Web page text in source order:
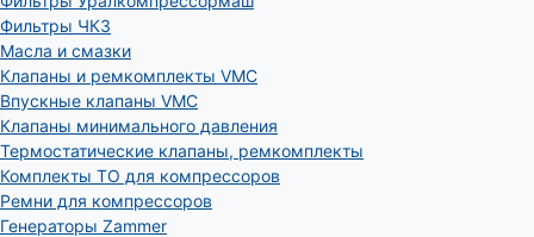
Фильтры ЧКЗ
Масла и смазки
Клапаны и ремкомплекты VMC
Впускные клапаны VMC
Клапаны минимального давления
Термостатические клапаны, ремкомплекты
Комплекты ТО для компрессоров
Ремни для компрессоров
Генераторы Zammer